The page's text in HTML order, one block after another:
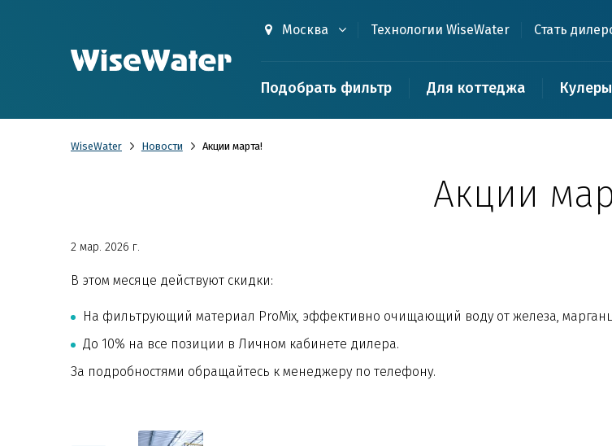
Москва Технологии WiseWater Стать
Подобрать фильтр Для коттеджа
WiseWater Новости Акции марта!
Акции
2 мар. 2026 г.
В этом месяце действуют скидки:
На фильтрующий материал ProMix, эффективно очищающий воду от железа,
До 10% на все позиции в Личном кабинете дилера.
За подробностями обращайтесь к менеджеру по телефону.